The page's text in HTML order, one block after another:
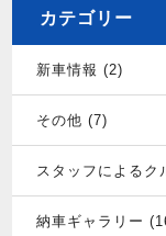
カテゴリー
新車情報 (2)
その他 (7)
スタッフによるク
納車ギャラリー